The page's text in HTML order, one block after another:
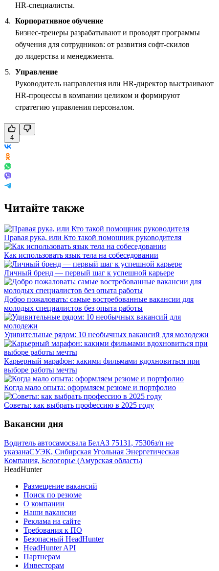
HR-специалисты.
Корпоративное обучение
Бизнес-тренеры разрабатывают и проводят программы
обучения для сотрудников: от развития софт-скилов
до лидерства и менеджмента.
Управление
Руководитель направления или HR-директор выстраивают
HR-процессы в компании целиком и формируют
стратегию управления персоналом.
4
Читайте также
Правая рука, или Кто такой помощник руководителя
Как использовать язык тела на собеседовании
Личный бренд — первый шаг к успешной карьере
Добро пожаловать: самые востребованные вакансии для
молодых специалистов без опыта работы
Удивительные рядом: 10 необычных вакансий для молодежи
Карьерный марафон: какими фильмами вдохновиться при
выборе работы мечты
Когда мало опыта: оформляем резюме и портфолио
Советы: как выбрать профессию в 2025 году
Вакансии дня
Водитель автосамосвала БелАЗ 75131, 75306з/п не
указанаСУЭК, Сибирская Угольная Энергетическая
Компания, Белогорье (Амурская область)
HeadHunter
Размещение вакансий
Поиск по резюме
О компании
Наши вакансии
Реклама на сайте
Требования к ПО
Безопасный HeadHunter
HeadHunter API
Партнерам
Инвесторам